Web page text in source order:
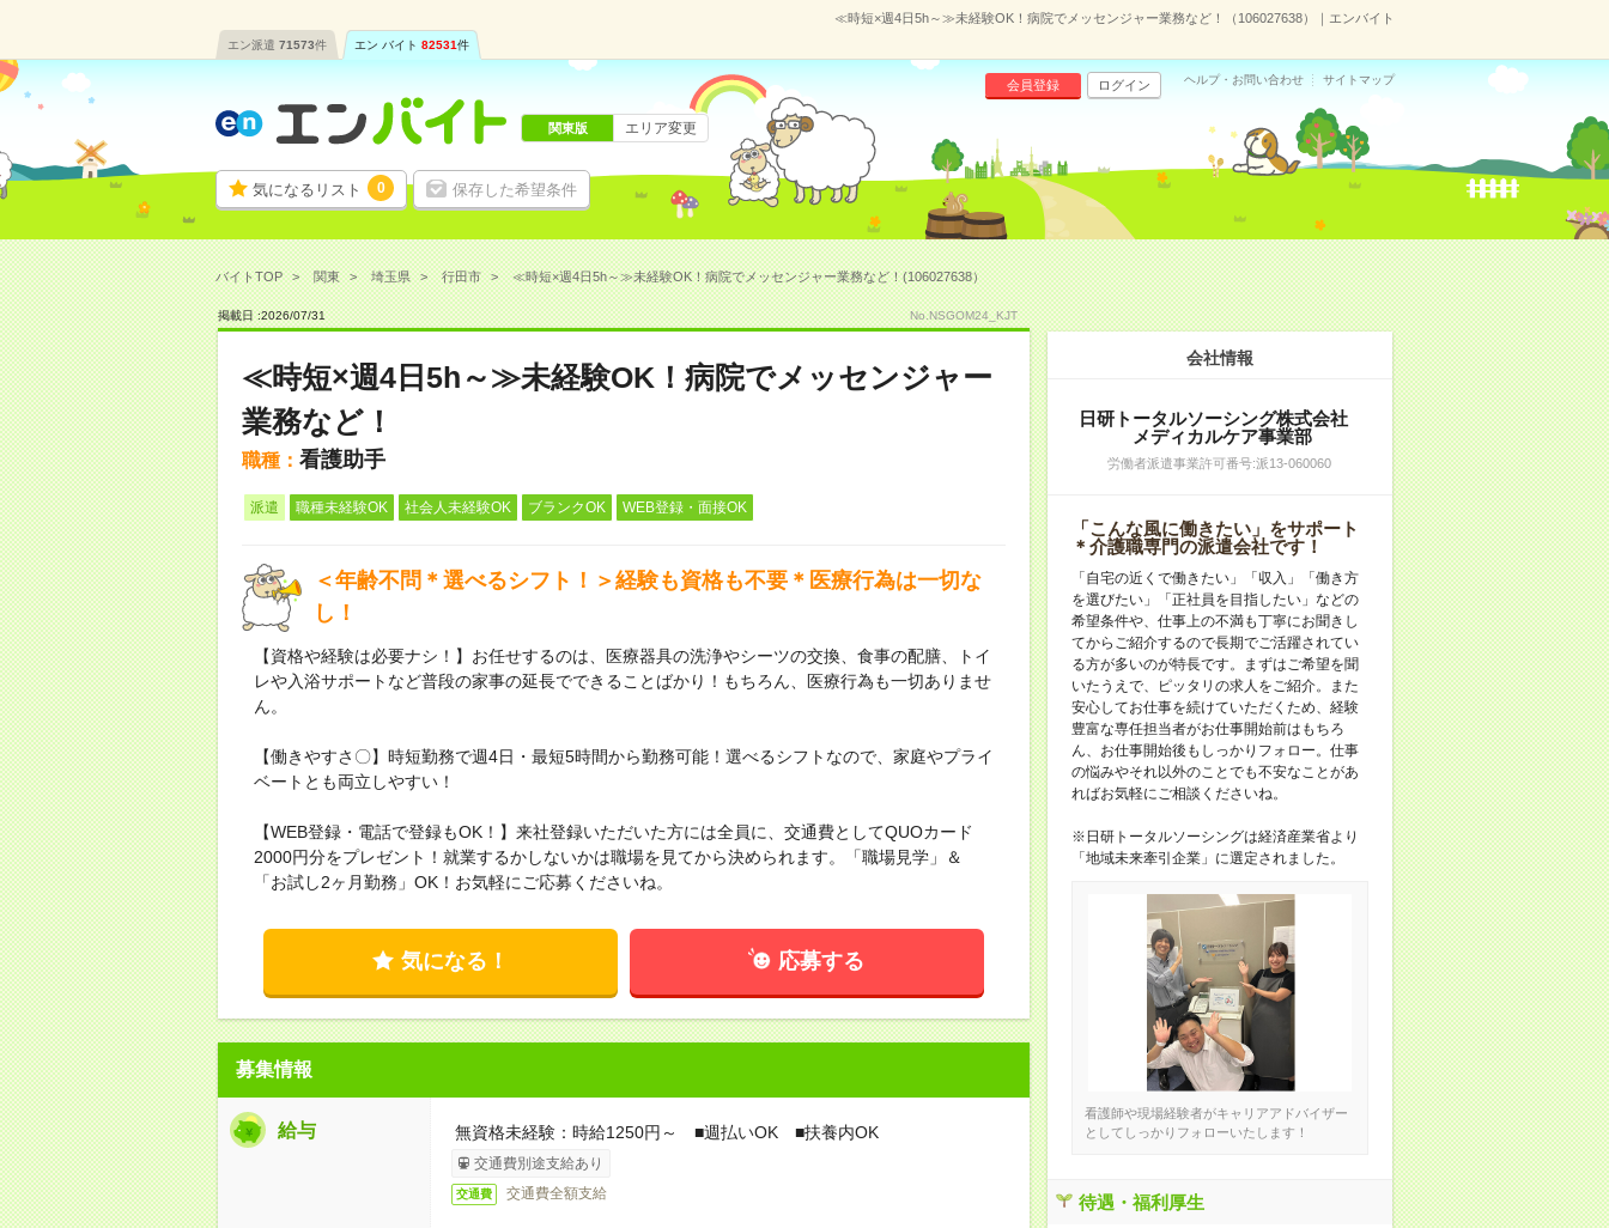
≪時短×週4日5h～≫未経験OK！病院でメッセンジャー業務など！（106027638）｜エンバイト
エン派遣 71573件 エン バイト 82531件
気になるリスト 0 保存した希望条件
会員登録 ログイン ヘルプ・お問い合わせ サイトマップ
関東版 エリア変更
バイトTOP 関東 埼玉県 行田市 ≪時短×週4日5h～≫未経験OK！病院でメッセンジャー業務など！(106027638）
掲載日 :2026/07/31 No.NSGOM24_KJT
≪時短×週4日5h～≫未経験OK！病院でメッセンジャー
業務など！
職種： 看護助手
派遣 職種未経験OK 社会人未経験OK ブランクOK WEB登録・面接OK
＜年齢不問＊選べるシフト！＞経験も資格も不要＊医療行為は一切な
し！
【資格や経験は必要ナシ！】お任せするのは、医療器具の洗浄やシーツの交換、食事の配膳、トイ
レや入浴サポートなど普段の家事の延長でできることばかり！もちろん、医療行為も一切ありませ
ん。
【働きやすさ〇】時短勤務で週4日・最短5時間から勤務可能！選べるシフトなので、家庭やプライ
ベートとも両立しやすい！
【WEB登録・電話で登録もOK！】来社登録いただいた方には全員に、交通費としてQUOカード
2000円分をプレゼント！就業するかしないかは職場を見てから決められます。「職場見学」＆
「お試し2ヶ月勤務」OK！お気軽にご応募くださいね。
気になる！ 応募する
募集情報
給与 無資格未経験：時給1250円～ ■週払いOK ■扶養内OK
交通費別途支給あり
交通費 交通費全額支給
会社情報
日研トータルソーシング株式会社
メディカルケア事業部
労働者派遣事業許可番号:派13-060060
「こんな風に働きたい」をサポート
＊介護職専門の派遣会社です！
「自宅の近くで働きたい」「収入」「働き方
を選びたい」「正社員を目指したい」などの
希望条件や、仕事上の不満も丁寧にお聞きし
てからご紹介するので長期でご活躍されてい
る方が多いのが特長です。まずはご希望を聞
いたうえで、ピッタリの求人をご紹介。また
安心してお仕事を続けていただくため、経験
豊富な専任担当者がお仕事開始前はもちろ
ん、お仕事開始後もしっかりフォロー。仕事
の悩みやそれ以外のことでも不安なことがあ
ればお気軽にご相談くださいね。
※日研トータルソーシングは経済産業省より
「地域未来牽引企業」に選定されました。
看護師や現場経験者がキャリアアドバイザー
としてしっかりフォローいたします！
待遇・福利厚生